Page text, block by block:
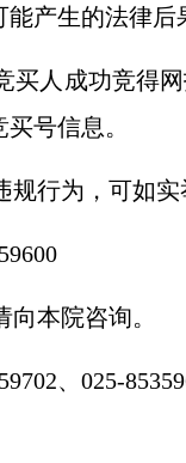
产生的法律后
买人成功竞得
号信息。
行为，可如实
本院咨询。
、025-